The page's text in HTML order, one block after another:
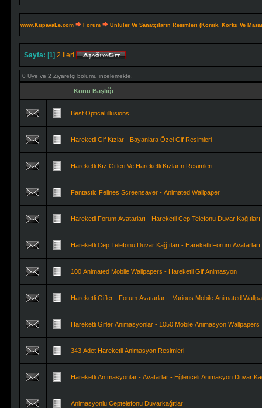
www.KupavaLe.com Forum Ünlüler Ve Sanatçıların Resimleri (Komik, Korku Ve
Sayfa: [1] 2 ileri
0 Üye ve 2 Ziyaretçi bölümü incelemekte.
Konu Başlığı
Best Optical illusions
Hareketli Gif Kızlar - Bayanlara Özel Gif Resimleri
Hareketli Kız Gifleri Ve Hareketli Kızların Resimleri
Fantastic Felines Screensaver - Animated Wallpaper
Hareketli Forum Avatarları - Hareketli Cep Telefonu Duvar Kağıtları
Hareketli Cep Telefonu Duvar Kağıtları - Hareketli Forum Avatarları
100 Animated Mobile Wallpapers - Hareketli Gif Animasyon
Hareketli Gifler - Forum Avatarları - Various Mobile Animated
Hareketli Gifler Animasyonlar - 1050 Mobile Animasyon Wallpapers
343 Adet Hareketli Animasyon Resimleri
Hareketli Anımasyonlar - Avatarlar - Eğlenceli Animasyon Duvar
Animasyonlu Ceptelefonu Duvarkağıtları